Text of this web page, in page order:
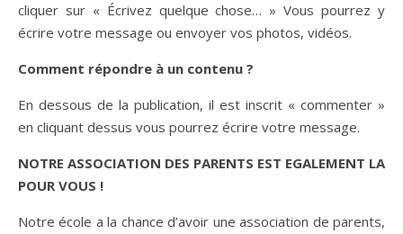
cliquer sur « Écrivez quelque chose… » Vous pourrez y
écrire votre message ou envoyer vos photos, vidéos.
Comment répondre à un contenu ?
En dessous de la publication, il est inscrit « commenter »
en cliquant dessus vous pourrez écrire votre message.
NOTRE ASSOCIATION DES PARENTS EST EGALEMENT LA
POUR VOUS !
Notre école a la chance d’avoir une association de parents,